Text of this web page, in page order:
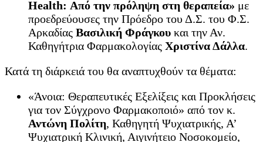
Health: Από την πρόληψη στη θεραπεία» με
προεδρεύουσες την Πρόεδρο του Δ.Σ. του Φ.Σ.
Αρκαδίας Βασιλική Φράγκου και την Αν.
Καθηγήτρια Φαρμακολογίας Χριστίνα Δάλλα.
Κατά τη διάρκειά του θα αναπτυχθούν τα θέματα:
«Άνοια: Θεραπευτικές Εξελίξεις και Προκλήσεις
για τον Σύγχρονο Φαρμακοποιό» από τον κ.
Αντώνη Πολίτη, Καθηγητή Ψυχιατρικής, Α’
Ψυχιατρική Κλινική, Αιγινήτειο Νοσοκομείο,